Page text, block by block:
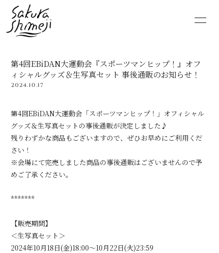
SCHEDULE
PROFILE
MOVIE
PHOTO
RADIO
NOTE
会員登録 ログイン
第4回EBiDAN大運動会『スポーツマンヒップ！』オフ
ィシャルグッズ＆生写真セット 事後通販のお知らせ！
2024.10.17
第4回EBiDAN大運動会「スポーツマンヒップ！」オフィシャル
グッズ＆生写真セットの事後通販が決定しました♪
残りわずかな商品もございますので、ぜひお早めにご利用くだ
さい！
※会場にて完売しました商品の事後通販はございませんので予
めご了承ください。
*******
【販売期間】
＜生写真セット＞
2024年10月18日(金)18:00～10月22日(火)23:59